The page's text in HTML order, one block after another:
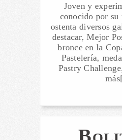
Joven y
conocido por su
ostenta diversos
destacar, Mejor
bronce en la
Pastelería,
Pastry